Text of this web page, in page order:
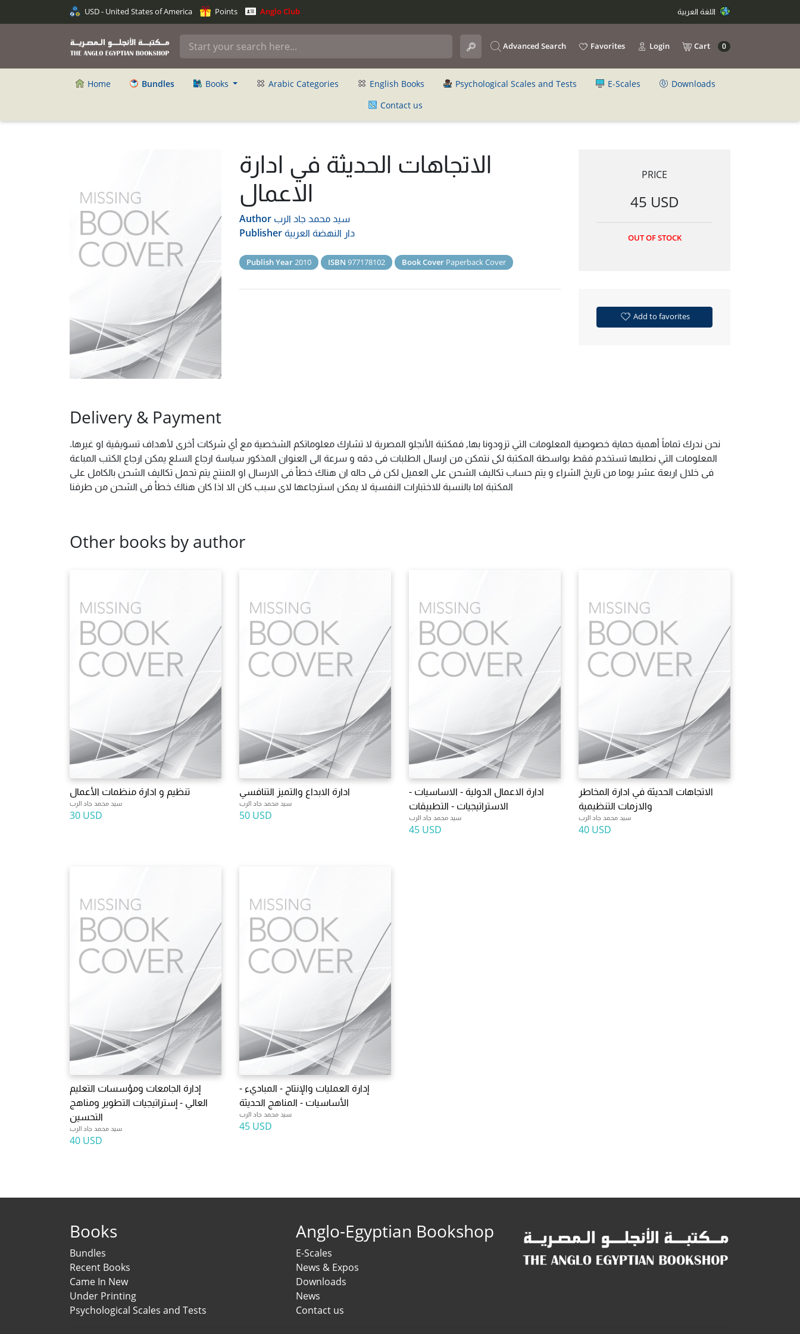
USD - United States of America Points Anglo Club
Advanced Search Favorites Login Cart 0
Home Bundles Books Arabic Categories English Books Psychological Scales and Tests E-Scales
Downloads
Contact us
الاتجاهات الحديثة في ادارة
الاعمال
Author سيد محمد جاد الرب
Publisher دار النهضة العربية
Publish Year2010 ISBN 977178102 Book Cover Paperback Cover
PRICE
45 USD
OUT OF STOCK
Add to favorites
Delivery & Payment
نحن ندرك تماماً أهمية حماية خصوصية المعلومات التي تزودونا بها, فمكتبة الأنجلو المصرية لا تشارك معلوماتكم الشخصية مع أي شركات أخرى لأهداف تسويقية او غيرها.
المعلومات التي نطلبها تستخدم فقط بواسطة المكتبة لكى نتمكن من ارسال الطلبات فى دقه و سرعة الى العنوان المذكور سياسة ارجاع السلع يمكن ارجاع الكتب المباعة
فى خلال اربعة عشر يوما من تاريخ الشراء و يتم حساب تكاليف الشحن على العميل لكن فى حاله ان هناك خطأ فى الارسال او المنتج يتم تحمل تكاليف الشحن بالكامل على
المكتبة اما بالنسبة للاختبارات النفسية لا يمكن استرجاعها لاى سبب كان الا اذا كان هناك خطأ فى الشحن من طرفنا
Other books by author
تنظيم و ادارة منظمات الأعمال
سيد محمد جاد الرب
30 USD
ادارة الابداع والتميز التنافسي
سيد محمد جاد الرب
50 USD
ادارة الاعمال الدولية - الاساسيات -
الاستراتيجيات - التطبيقات
سيد محمد جاد الرب
45 USD
الاتجاهات الحديثة في ادارة المخاطر
والازمات التنظيمية
سيد محمد جاد الرب
40 USD
إدارة الجامعات ومؤسسات التعليم
العالي - إستراتيجيات التطوير ومناهج
التحسين
سيد محمد جاد الرب
40 USD
إدارة العمليات والإنتاج - المباديء -
الأساسيات - المناهج الحديثة
سيد محمد جاد الرب
45 USD
Books
Bundles
Recent Books
Came In New
Under Printing
Psychological Scales and Tests
Anglo-Egyptian Bookshop
E-Scales
News & Expos
Downloads
News
Contact us